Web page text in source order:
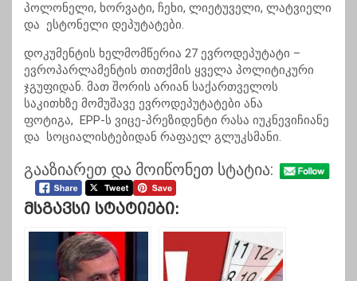
პოლონელი, ხორვატი, ჩეხი, ლიეტუველი, ლატვიელი
და ესტონელი დეპუტატები.
დოკუმენტის ხელმომწერია 27 ევროდეპუტატი –
ევროპარლამენტის თითქმის ყველა პოლიტიკური
ჯგუფიდან. მათ შორის არიან საქართველოს
საკითხზე მომუშავე ევროდეპუტატები ანა
ფოტიგა, EPP-ს ვიცე-პრეზიდენტი რასა იუკნევიჩიანე
და სოციალისტებიდან რაფაელ გლუკსმანი.
გააზიარეთ და მოიწონეთ სტატია:
Მსგავსი Სტატიები: